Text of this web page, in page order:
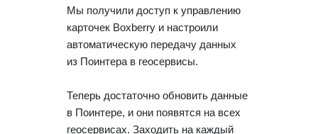
Мы получили доступ к управлению
карточек Boxberry и настроили
автоматическую передачу данных
из Поинтера в геосервисы.
Теперь достаточно обновить данные
в Поинтере, и они появятся на всех
геосервисах. Заходить на каждый